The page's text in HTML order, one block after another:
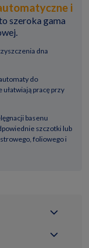
i
szeroka gama
dna
do
pracę przy
basenu
szczotki lub
foliowego i